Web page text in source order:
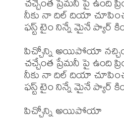
నీకు నా దిల్ దియా
ఫస్ట్ టైం నిన్నే మైనే ప్యార్
పిచ్చోన్ని అయిపోయా
చచ్చేంత ప్రేమనీ పై ఉంది
నీకు నా దిల్ దియా
ఫస్ట్ టైం నిన్నే మైనే ప్యార్
పిచ్చోన్ని అయిపోయా